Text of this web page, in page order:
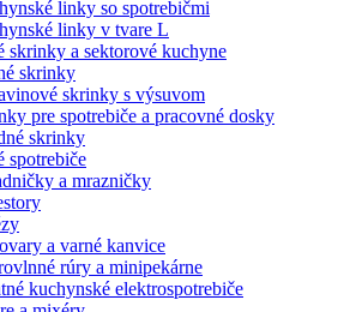
linky so spotrebičmi
linky v tvare L
skrinky a sektorové kuchyne
skrinky
skrinky s výsuvom
pre spotrebiče a pracovné dosky
skrinky
spotrebiče
a mrazničky
a varné kanvice
rúry a minipekárne
kuchynské elektrospotrebiče